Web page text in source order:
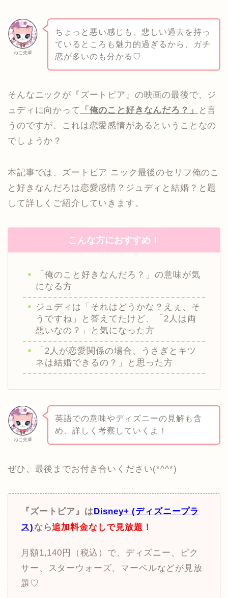
ねこ先輩
ちょっと悪い感じも、悲しい過去を持っ
ているところも魅力的過ぎるから、ガチ
恋が多いのも分かる♡
そんなニックが『ズートピア』の映画の最後で、ジ
ュディに向かって
「俺のこと好きなんだろ？」
と言
うのですが、これは恋愛感情があるということなの
でしょうか？
本記事では、ズートピア ニック最後のセリフ俺のこ
と好きなんだろは恋愛感情？ジュディと結婚？と題
して詳しくご紹介していきます。
こんな方におすすめ！
「俺のこと好きなんだろ？」の意味が気
になる方
ジュディは「それはどうかな？えぇ、そ
うですね」と答えてたけど、「2人は両
想いなの？」と気になった方
「2人が恋愛関係の場合、うさぎとキツ
ネは結婚できるの？」と思った方
ねこ先輩
英語での意味やディズニーの見解も含
め、詳しく考察していくよ！
ぜひ、最後までお付き合いください(*^^*)
『ズートピア』はDisney+ (ディズニープラ
ス)なら追加料金なしで見放題！
月額1,140円（税込）で、ディズニー、ピク
サー、スターウォーズ、マーベルなどが見放
題♡